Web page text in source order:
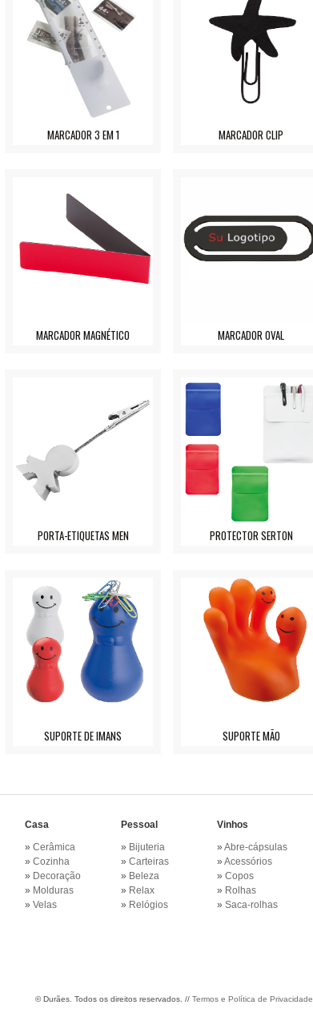
MARCADOR 3 EM 1 MARCADOR CLIP
MARCADOR MAGNÉTICO MARCADOR OVAL
PORTA-ETIQUETAS MEN PROTECTOR SERTON
SUPORTE DE IMANS SUPORTE MÃO
Casa
» Cerâmica
» Cozinha
» Decoração
» Molduras
» Velas
Pessoal
» Bijuteria
» Carteiras
» Beleza
» Relax
» Relógios
Vinhos
» Abre-cápsulas
» Acessórios
» Copos
» Rolhas
» Saca-rolhas
©Durães. Todos os direitos reservados. // Termos e Política de Privacidade